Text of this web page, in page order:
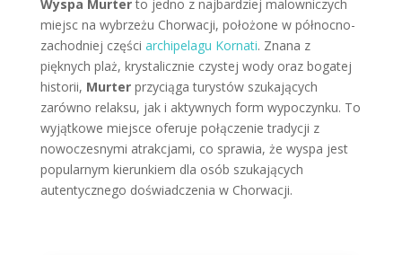
Wyspa Murterto jedno z najbardziej malowniczych
miejsc na wybrzeżu Chorwacji, położone w północno-
zachodniej części archipelagu Kornati. Znana z
pięknych plaż, krystalicznie czystej wody oraz bogatej
historii, Murterprzyciąga turystów szukających
zarówno relaksu, jak i aktywnych form wypoczynku. To
wyjątkowe miejsce oferuje połączenie tradycji z
nowoczesnymi atrakcjami, co sprawia, że wyspa jest
popularnym kierunkiem dla osób szukających
autentycznego doświadczenia w Chorwacji.